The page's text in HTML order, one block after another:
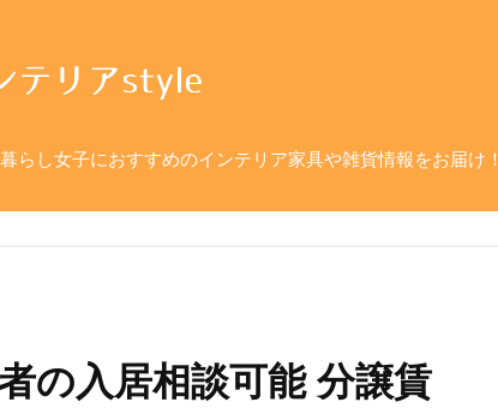
らし女子におすすめのインテリア家具や雑貨情報をお届け！
の入居相談可能 分譲賃